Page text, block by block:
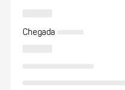
Chegada